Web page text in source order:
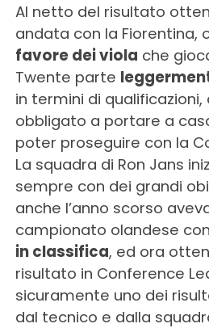
Al netto del risultato
andata con la Fiorentina,
favore dei viola che
Twente parte
in termini di
obbligato a portare a
poter proseguire con la
La squadra di Ron Jans
sempre con dei grandi
anche l’anno scorso
campionato olandese
in classifica, ed ora
risultato in Conference
sicuramente uno dei
dal tecnico e dalla